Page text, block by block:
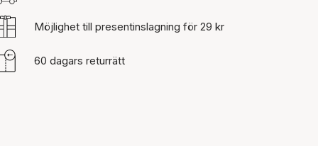
Möjlighet till presentinslagning för 29 kr
60 dagars returrätt